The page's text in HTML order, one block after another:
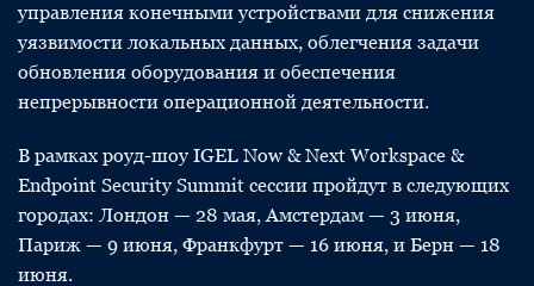
управления конечными устройствами для снижения
уязвимости локальных данных, облегчения задачи
обновления оборудования и обеспечения
непрерывности операционной деятельности.
В рамках роуд-шоу IGEL Now & Next Workspace &
Endpoint Security Summit сессии пройдут в следующих
городах: Лондон — 28 мая, Амстердам — 3 июня,
Париж — 9 июня, Франкфурт — 16 июня, и Берн — 18
июня.